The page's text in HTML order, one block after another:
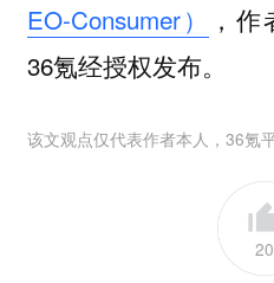
EO-Consumer）
，
36氪经授权发布。
该文观点仅代表作者本人，36氪
20